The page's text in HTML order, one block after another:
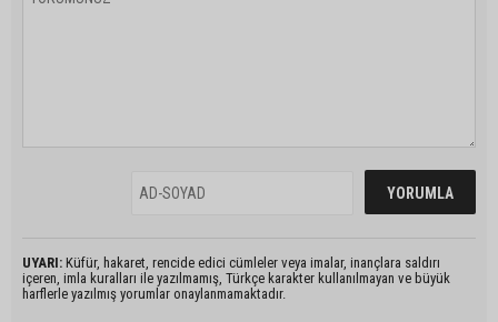
UYARI: Küfür, hakaret, rencide edici cümleler veya imalar, inançlara saldırı
içeren, imla kuralları ile yazılmamış, Türkçe karakter kullanılmayan ve büyük
harflerle yazılmış yorumlar onaylanmamaktadır.